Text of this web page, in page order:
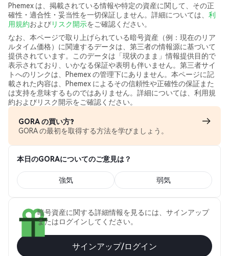
Phemex は、掲載されている情報や特定の資産に関して、その正
確性・適合性・妥当性を一切保証しません。詳細については、 利
用規約およびリスク開示をご確認ください。
なお、本ページで取り上げられている暗号資産（例：現在のリア
ルタイム価格）に関連するデータは、第三者の情報源に基づいて
提供されています。このデータは「現状のまま」情報提供目的で
表示されており、いかなる保証や表明も伴いません。第三者サイ
トへのリンクは、Phemex の管理下にありません。本ページに記
載された内容は、Phemex によるその信頼性や正確性の保証また
は支持を意味するものではありません。詳細については、利用規
約およびリスク開示をご確認ください。
GORA の買い方?
GORA の最初を取得する方法を学びましょう。
本日のGORAについてのご意見は？
強気 弱気
暗号資産に関する詳細情報を見るには、サインアップ
またはログインしてください。
サインアップ/ログイン